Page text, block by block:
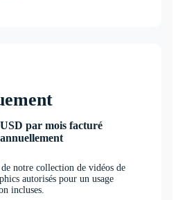
USD par mois facturé
annuellement
notre collection de vidéos de
autorisés pour un usage
incluses.